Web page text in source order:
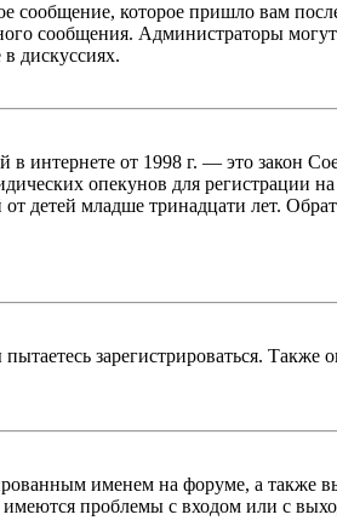
которое пришло вам
сообщения. Администраторы
дискуссиях.
интернете от 1998 г. — это закон
опекунов для регистрации
детей младше тринадцати лет.
зарегистрироваться.
именем на форуме, а также
проблемы с входом или с